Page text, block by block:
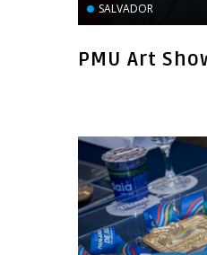
SALVADOR
PMU Art